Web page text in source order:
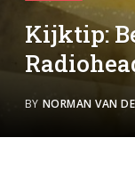
Kijktip:
BY NORMAN VAN